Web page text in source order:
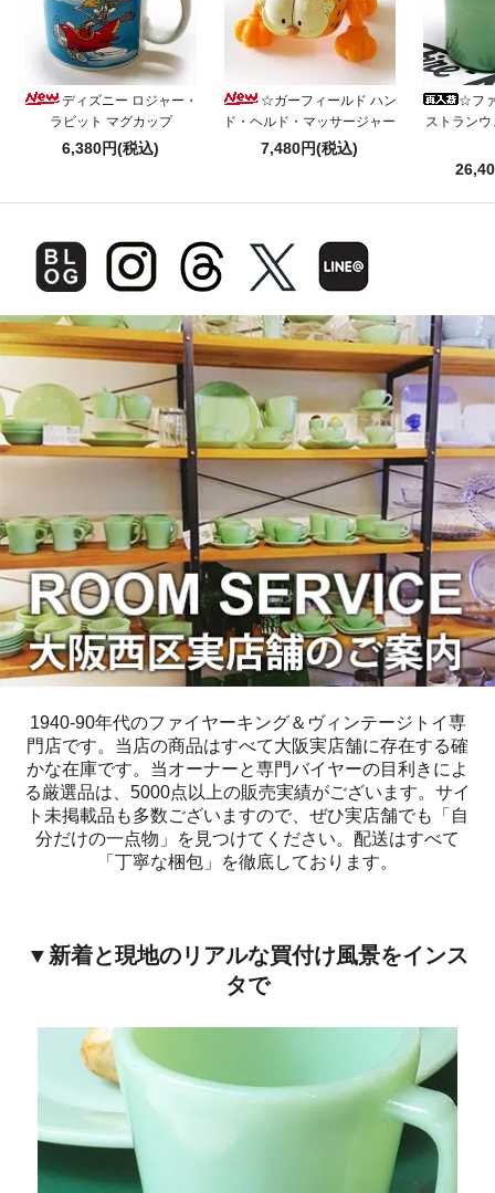
ディズニー ロジャー・
ラビット マグカップ
6,380円(税込)
☆ガーフィールド ハン
ド・ヘルド・マッサージャー
7,480円(税込)
☆フ
ストラン
1940-90年代のファイヤーキング＆ヴィンテージトイ専
門店です。当店の商品はすべて大阪実店舗に存在する確
かな在庫です。当オーナーと専門バイヤーの目利きによ
る厳選品は、5000点以上の販売実績がございます。サイ
ト未掲載品も多数ございますので、ぜひ実店舗でも「自
分だけの一点物」を見つけてください。配送はすべて
「丁寧な梱包」を徹底しております。
▼新着と現地のリアルな買付け風景をインス
タで